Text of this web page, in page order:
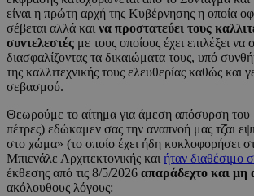
είναι η πρώτη αρχή της Κυβέρνησης η οποία
σέβεται αλλά και να προστατεύει τους
συντελεστές με τους οποίους έχει επιλέξει να
διασφαλίζοντας τα δικαιώματα τους, υπό
της καλλιτεχνικής τους ελευθερίας καθώς και
σεβασμού.
Θεωρούμε το αίτημα για άμεση απόσυρση του
πέτρες) εδώκαμεν σας την αναπνοή μας τζ̆αι
στο χώμα» (το οποίο έχει ήδη κυκλοφορήσει
Μπιενάλε Αρχιτεκτονικής και ήταν διαθέσιμο
έκθεσης από τις 8/5/2026 απαράδεχτο και μη
ακόλουθους λόγους: